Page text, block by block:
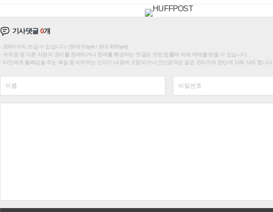
기사댓글0개
200자까지 쓰실 수 있습니다. (현재 0 byte / 최대 400byte)
저작권 등 다른 사람의 권리를 침해하거나 명예를 훼손하는 댓글은 관련 법률에 의해 제재를 받을 수 있습니다.
타인에게 불쾌감을 주는 욕설 등 비하하는 단어가 내용에 포함되거나 인신공격성 글은 관리자의 판단에 의해 삭제 합니다.